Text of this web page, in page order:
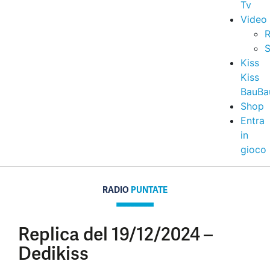
Tv
Video
Kiss
Kiss
Shop
Entra
in
gioco
RADIO PUNTATE
Replica del 19/12/2024 –
Dedikiss